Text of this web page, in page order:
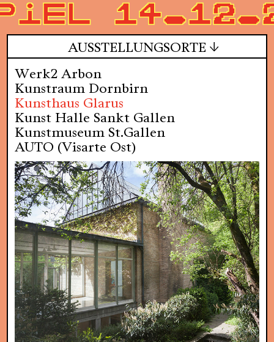
AUSSTELLUNGSORTE
Werk2 Arbon
Kunstraum Dornbirn
Kunsthaus Glarus
Kunst Halle Sankt Gallen
Kunstmuseum St.Gallen
AUTO (Visarte Ost)